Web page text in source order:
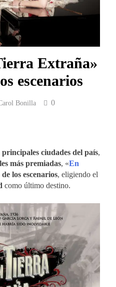
Extraña»
escenarios
Bonilla 0
principales ciudades del país,
más premiadas, «En
de los escenarios, eligiendo el
como último destino.